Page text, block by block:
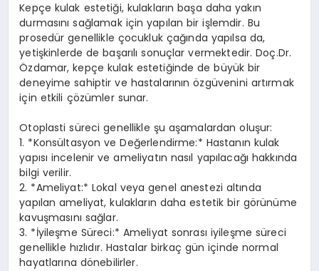
Kepçe kulak estetiği, kulakların başa daha yakın
durmasını sağlamak için yapılan bir işlemdir. Bu
prosedür genellikle çocukluk çağında yapılsa da,
yetişkinlerde de başarılı sonuçlar vermektedir. Doç.Dr.
Özdamar, kepçe kulak estetiğinde de büyük bir
deneyime sahiptir ve hastalarının özgüvenini artırmak
için etkili çözümler sunar.
Otoplasti süreci genellikle şu aşamalardan oluşur:
1. *Konsültasyon ve Değerlendirme:* Hastanın kulak
yapısı incelenir ve ameliyatın nasıl yapılacağı hakkında
bilgi verilir.
2. *Ameliyat:* Lokal veya genel anestezi altında
yapılan ameliyat, kulakların daha estetik bir görünüme
kavuşmasını sağlar.
3. *İyileşme Süreci:* Ameliyat sonrası iyileşme süreci
genellikle hızlıdır. Hastalar birkaç gün içinde normal
hayatlarına dönebilirler.